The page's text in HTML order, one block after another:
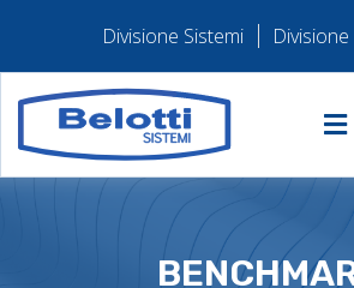
Divisione Sistemi